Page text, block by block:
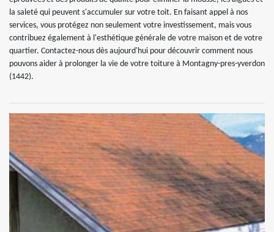
la saleté qui peuvent s'accumuler sur votre toit. En faisant appel à nos
services, vous protégez non seulement votre investissement, mais vous
contribuez également à l'esthétique générale de votre maison et de votre
quartier. Contactez-nous dès aujourd'hui pour découvrir comment nous
pouvons aider à prolonger la vie de votre toiture à Montagny-pres-yverdon
(1442).